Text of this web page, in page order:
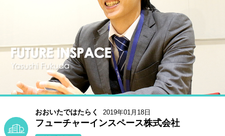
おおいたではたらく 2019年01月18日
フューチャーインスペース株式会社